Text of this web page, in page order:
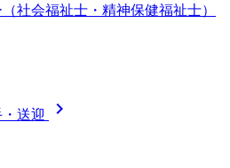
社会福祉士・精神保健福祉士）
送迎 